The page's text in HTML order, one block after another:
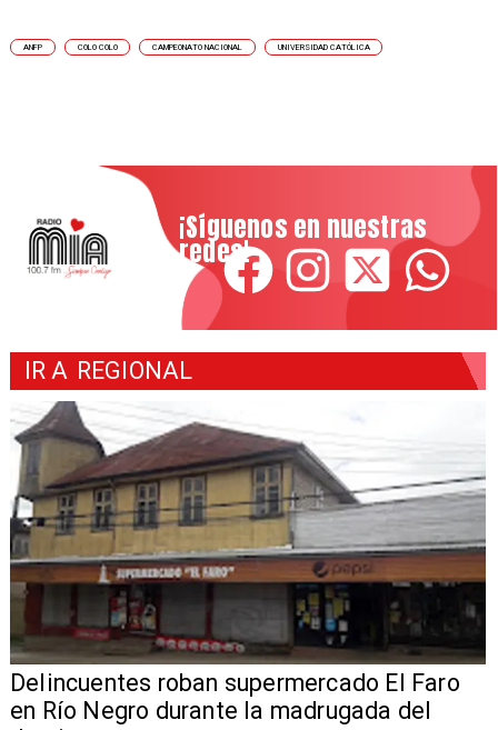
ANFP COLO COLO CAMPEONATO NACIONAL UNIVERSIDAD CATÓLICA
¡Síguenos en nuestras
redes!
IR A REGIONAL
Delincuentes roban supermercado El Faro
en Río Negro durante la madrugada del